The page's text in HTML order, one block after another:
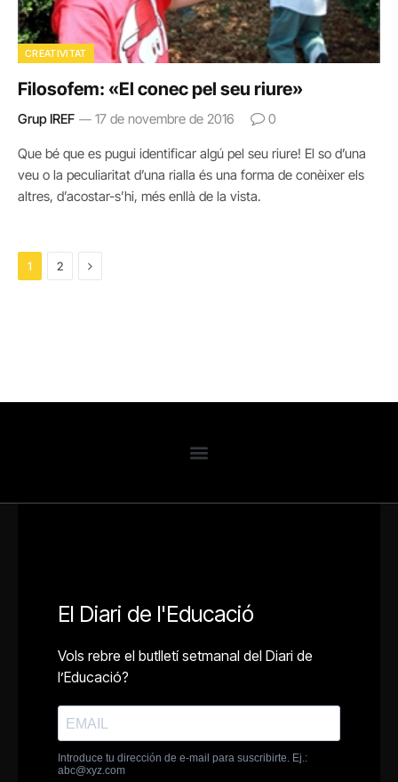
CREATIVITAT
Filosofem: «El conec pel seu riure»
Grup IREF 17 de novembre de 2016 0
Que bé que es pugui identificar algú pel seu riure! El so d’una
veu o la peculiaritat d’una rialla és una forma de conèixer els
altres, d’acostar-s’hi, més enllà de la vista.
1 2 Next